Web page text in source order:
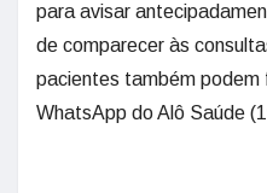
para avisar
de comparecer às
pacientes também podem
WhatsApp do Alô Saúde